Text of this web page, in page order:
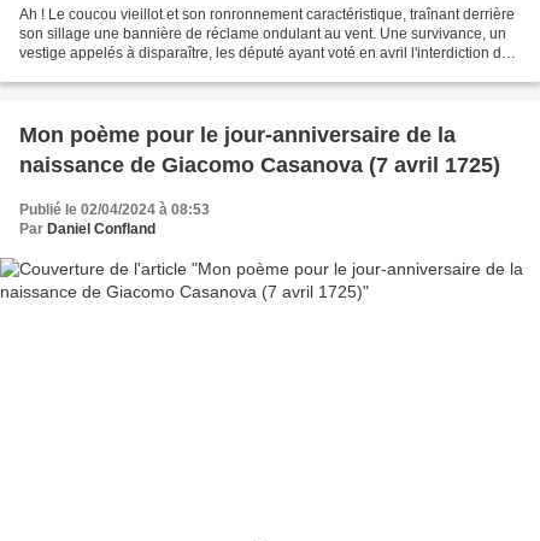
Ah ! Le coucou vieillot et son ronronnement caractéristique, traînant derrière
son sillage une bannière de réclame ondulant au vent. Une survivance, un
vestige appelés à disparaître, les député ayant voté en avril l'interdiction de
Mon poème pour le jour-anniversaire de la
naissance de Giacomo Casanova (7 avril 1725)
Publié le 02/04/2024 à 08:53
Par Daniel Confland